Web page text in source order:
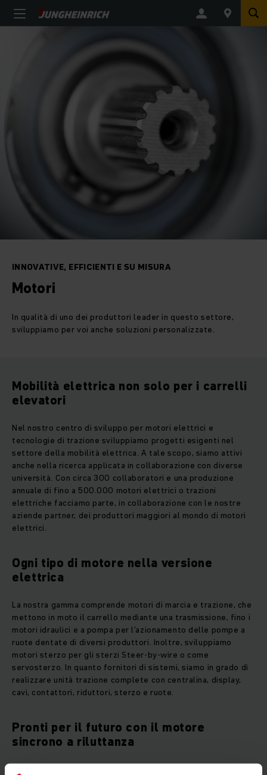
INNOVATIVE, EFFICIENTI E SU MISURA
Motori
In qualità di uno dei produttori leader in questo settore,
sviluppiamo per voi anche soluzioni personalizzate.
Mobilità elettrica non solo per i carrelli
elevatori
Nel nostro centro di sviluppo per motori elettrici e
tecnologie di trazione sviluppiamo progetti esigenti nel
settore della mobilità elettrica. A tale scopo, siamo attivi
anche nella ricerca applicata in collaborazione con diverse
università. Con circa 300 collaboratori e una produzione
annuale di fino a 500.000 motori elettrici o trazioni
elettriche facciamo parte, in collaborazione con le nostre
aziende partner, dei produttori maggiori al mondo di motori
elettrici.
Ogni tipo di motore nella versione
elettrica
La nostra gamma comprende motori di marcia e trazione, che
mettono in moto il carrello mediante una trasmissione, fino i
motori idraulici e a pompa per l’azionamento delle pompe a
ruote dentate di diversi produttori. Inoltre, sviluppiamo
motori sterzo per gli sterzi Steer-by-wire o come
servosterzo. In quanto fornitori di sistemi, siamo in grado di
realizzare unità trazione complete con centralina, display,
cavi, contattori, riduttori, sterzo e ruote.
Pronti per il futuro con il motore
sincrono a riluttanza